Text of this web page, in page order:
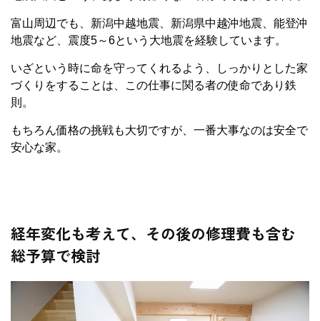
富山周辺でも、新潟中越地震、新潟県中越沖地震、能登沖
地震など、震度5～6という大地震を経験しています。
いざという時に命を守ってくれるよう、しっかりとした家
づくりをすることは、この仕事に関る者の使命であり鉄
則。
もちろん価格の挑戦も大切ですが、一番大事なのは安全で
安心な家。
経年変化も考えて、その後の修理費も含む
総予算で検討